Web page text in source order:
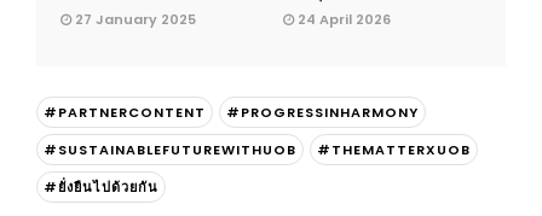
27 January 2025 24 April 2026
#PARTNERCONTENT
#PROGRESSINHARMONY
#SUSTAINABLEFUTUREWITHUOB
#THEMATTERXUOB
#ยั่งยืนไปด้วยกัน